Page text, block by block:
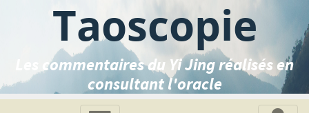
Taoscopie
Les commentaires du Yi Jing réalisés en
consultant l'oracle